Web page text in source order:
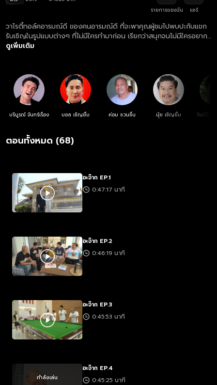
รายการของฉัน
แชร์
วาไรตี้ทอล์คอารมณ์ดี ของคนอารมณ์ดี ที่จะพาคุณผู้ชมไปพบปะกับแขก
รับเชิญในรูปแบบต่างๆ ที่ไม่มีใครทำมาก่อน เรียกว่าสนุกจนไม่มีใครอยาก
เป็นแขกรับเชิญในรายการเลยทีเดียว แล้วยังมีสถานการณ์หรือภารกิจที่
แจ๊ส ชวนชื่น
ดูเพิ่มเติม
บริบูรณ์ จันทร์เรือง บอล เชิญยิ้ม ค่อม ชวนชื่น นุ้ย เชิญยิ้ม โรเบิร์ต
ตอนทั้งหมด (68)
อะจ๊าก EP.1
0:47:17 นาที
อะจ๊าก EP.2
0:46:19 นาที
อะจ๊าก EP.3
0:45:53 นาที
กำลังเล่น
อะจ๊าก EP.4
0:45:25 นาที